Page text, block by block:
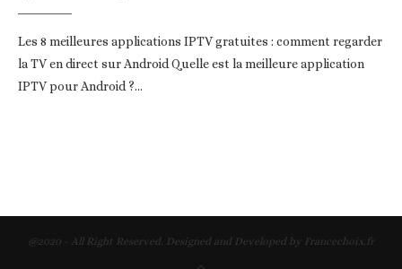
Les 8 meilleures applications IPTV gratuites : comment regarder
la TV en direct sur Android Quelle est la meilleure application
IPTV pour Android ?…
@2020 - All Right Reserved. Designed and Developed by Francechoix.fr